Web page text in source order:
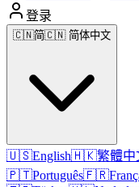
登录
🇨🇳简🇨🇳 简体中文
🇺🇸English🇭🇰繁體中
🇵🇹Português🇫🇷